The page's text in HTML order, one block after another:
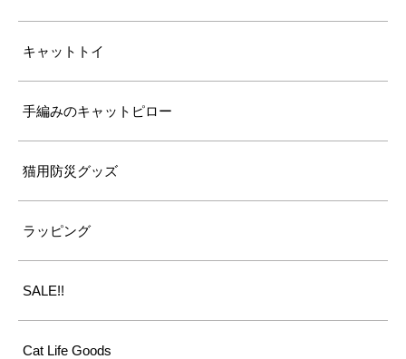
キャットトイ
手編みのキャットピロー
猫用防災グッズ
ラッピング
SALE!!
Cat Life Goods